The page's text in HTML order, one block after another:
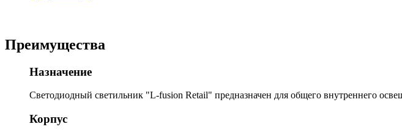
Преимущества
Назначение
Светодиодный светильник "L-fusion Retail" предназначен для общего внутреннего
Корпус